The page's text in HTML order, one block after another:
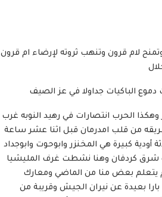
لام قرون وتنهب ثروته لإرضاء ام قرون
الباكيات جداولا في عز الصيف
وهكذا الحرب انتصارات في رهيد النوبه غرب
من قلب امدرمان قبل اثنا عشر ساعة
أودية كبيرة هي المخنزر وابوحوت وابوجداد
شرق كردفان وهنا نشطت غرف المليشيا
يتعلم بعض منا من الماضي ومعارك
بعيدة عن نيران الجيش وقريبة من